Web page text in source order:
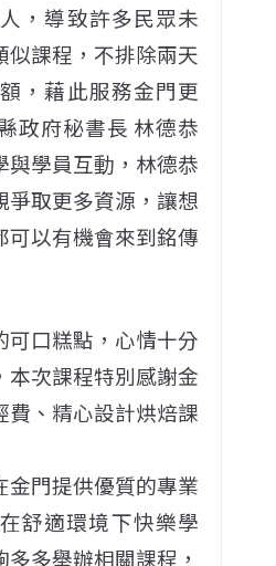
，導致許多民眾未
似課程，不排除兩天
，藉此服務金門更
政府秘書長 林德恭
學員互動，林德恭
爭取更多資源，讓想
可以有機會來到銘傳
可口糕點，心情十分
本次課程特別感謝金
費、精心設計烘焙課
金門提供優質的專業
舒適環境下快樂學
多舉辦相關課程，